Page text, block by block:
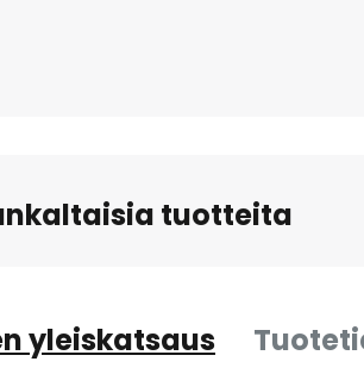
tuotteita
yleiskatsaus